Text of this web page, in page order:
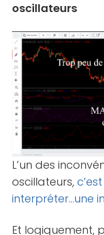
oscillateurs
L’un des
oscillateurs,
interpréter…une
Et logiquement,